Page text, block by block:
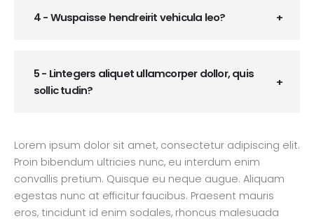
4 - Wuspaisse hendreirit vehicula leo?
5 - Lintegers aliquet ullamcorper dollor, quis
sollic tudin?
Lorem ipsum dolor sit amet, consectetur adipiscing elit.
Proin bibendum ultricies nunc, eu interdum enim
convallis pretium. Quisque eu neque augue. Aliquam
egestas nunc at efficitur faucibus. Praesent mauris
eros, tincidunt id enim sodales, rhoncus malesuada